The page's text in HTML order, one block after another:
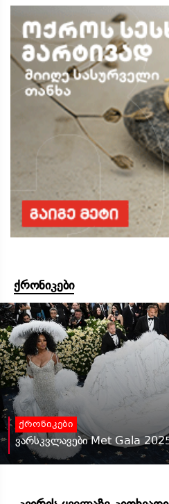
ქრონიკები
ქრონიკები
ვარსკვლავები Met Gala